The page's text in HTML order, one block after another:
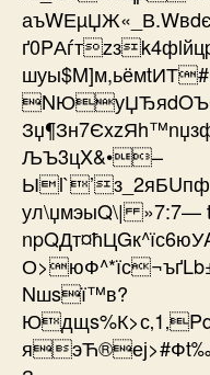
ЉЪ3цX&•–
ул\џмэыQ\|
Nшsї™в?